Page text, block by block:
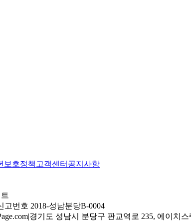
보호정책 고객센터 공지사항
고번호 2018-성남분당B-0004
|경기도 성남시 분당구 판교역로 235, 에이치스